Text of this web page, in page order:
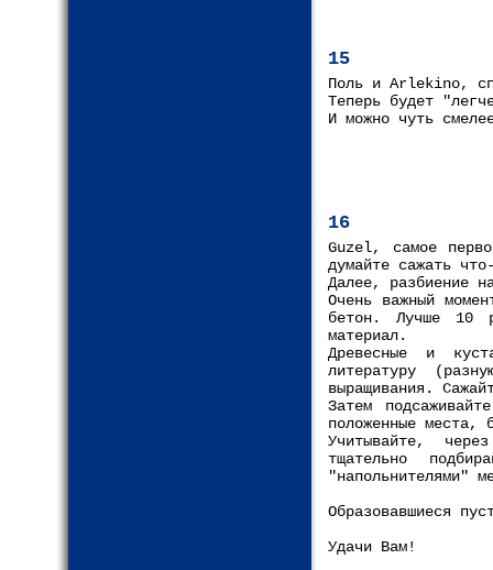
15
Поль и Arlekino,
Теперь будет
И можно чуть
16
Guzel, самое
думайте сажать
Далее, разбиение
Очень важный
бетон. Лучше 10
материал.
Древесные и
литературу
выращивания.
Затем
положенные места,
Учитывайте,
тщательно
"напольнителями"
Образовавшиеся
Удачи Вам!